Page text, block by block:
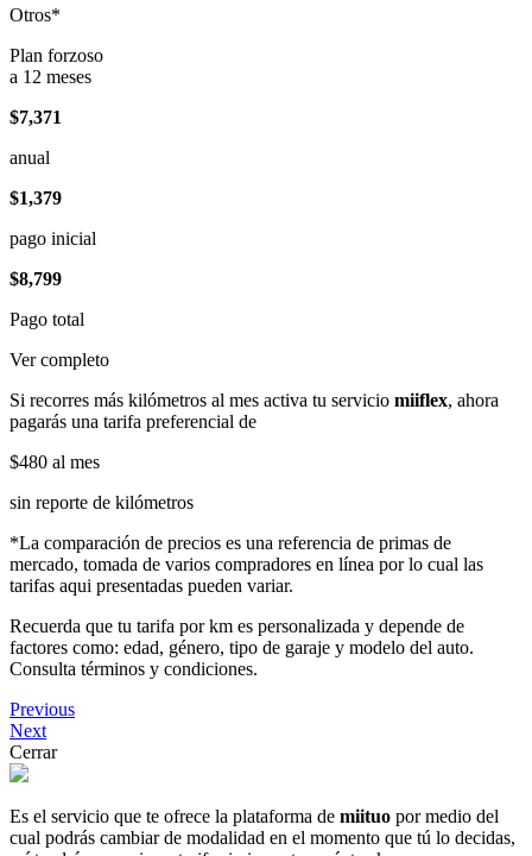
Otros*
Plan forzoso
a 12 meses
$7,371
anual
$1,379
pago inicial
$8,799
Pago total
Ver completo
Si recorres más kilómetros al mes activa tu servicio miiflex, ahora
pagarás una tarifa preferencial de
$480 al mes
sin reporte de kilómetros
*La comparación de precios es una referencia de primas de
mercado, tomada de varios compradores en línea por lo cual las
tarifas aqui presentadas pueden variar.
Recuerda que tu tarifa por km es personalizada y depende de
factores como: edad, género, tipo de garaje y modelo del auto.
Consulta términos y condiciones.
Previous
Next
Cerrar
Es el servicio que te ofrece la plataforma de miituo por medio del
cual podrás cambiar de modalidad en el momento que tú lo decidas,